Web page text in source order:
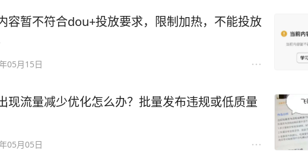
容暂不符合dou+投放要求，限制加热，不能投放
05月15日
现流量减少优化怎么办？批量发布违规或低质量
05月05日